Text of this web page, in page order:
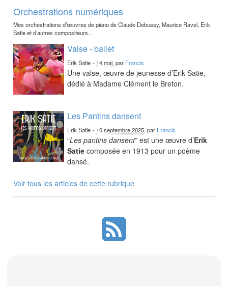
Orchestrations numériques
Mes orchestrations d’œuvres de piano de Claude Debussy, Maurice Ravel, Erik
Satie et d’autres compositeurs…
Valse - ballet
Erik Satie - 14 mai, par Francis
Une valse, œuvre de jeunesse d’Erik Satie,
dédié à Madame Clément le Breton.
Les Pantins dansent
Erik Satie - 10 septembre 2025, par Francis
“Les pantins dansent” est une œuvre d’Erik
Satie composée en 1913 pour un poème
dansé.
Voir tous les articles de cette rubrique